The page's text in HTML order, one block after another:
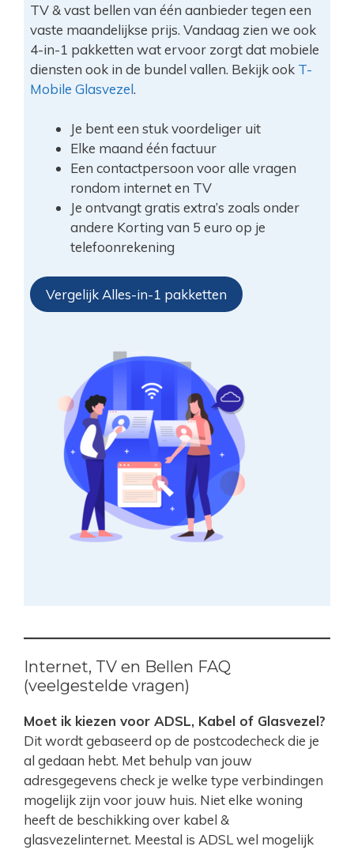
TV & vast bellen van één aanbieder tegen een
vaste maandelijkse prijs. Vandaag zien we ook
4-in-1 pakketten wat ervoor zorgt dat mobiele
diensten ook in de bundel vallen. Bekijk ook T-
Mobile Glasvezel.
Je bent een stuk voordeliger uit
Elke maand één factuur
Een contactpersoon voor alle vragen
rondom internet en TV
Je ontvangt gratis extra’s zoals onder
andere Korting van 5 euro op je
telefoonrekening
Vergelijk Alles-in-1 pakketten
Internet, TV en Bellen FAQ
(veelgestelde vragen)
Moet ik kiezen voor ADSL, Kabel of Glasvezel?
Dit wordt gebaseerd op de postcodecheck die je
al gedaan hebt. Met behulp van jouw
adresgegevens check je welke type verbindingen
mogelijk zijn voor jouw huis. Niet elke woning
heeft de beschikking over kabel &
glasvezelinternet. Meestal is ADSL wel mogelijk